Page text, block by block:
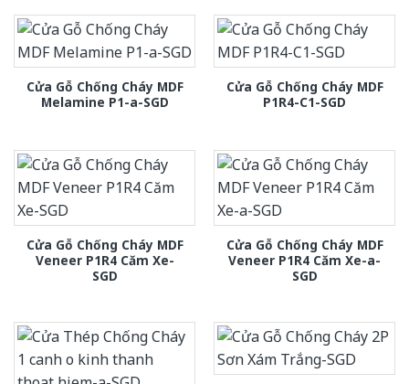
Cửa Gỗ Chống Cháy MDF
Melamine P1-a-SGD
Cửa Gỗ Chống Cháy MDF
P1R4-C1-SGD
Cửa Gỗ Chống Cháy MDF
Veneer P1R4 Căm Xe-
SGD
Cửa Gỗ Chống Cháy MDF
Veneer P1R4 Căm Xe-a-
SGD